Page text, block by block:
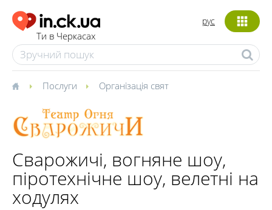
Ти в Черкасах
рус
Послуги Організація свят
Сварожичі, вогняне шоу,
піротехнічне шоу, велетні на
ходулях